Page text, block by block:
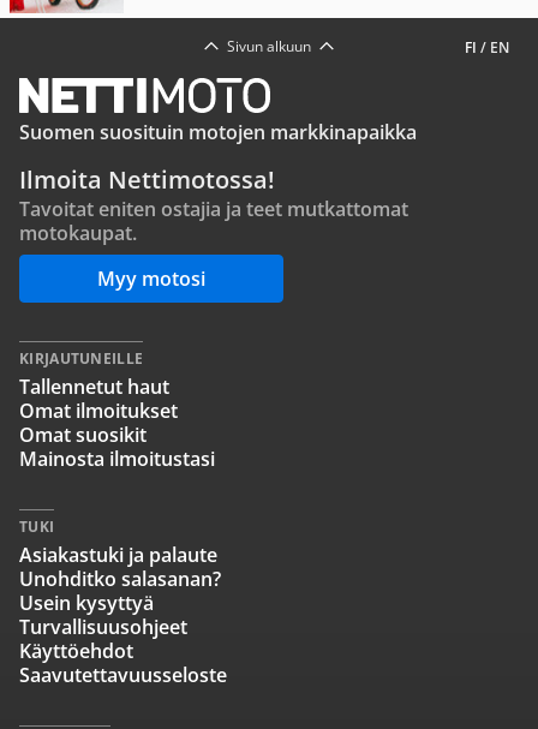
FI / EN
Sivun alkuun
Suomen suosituin motojen markkinapaikka
Ilmoita Nettimotossa!
Tavoitat eniten ostajia ja teet mutkattomat
motokaupat.
Myy motosi
KIRJAUTUNEILLE
Tallennetut haut
Omat ilmoitukset
Omat suosikit
Mainosta ilmoitustasi
TUKI
Asiakastuki ja palaute
Unohditko salasanan?
Usein kysyttyä
Turvallisuusohjeet
Käyttöehdot
Saavutettavuusseloste